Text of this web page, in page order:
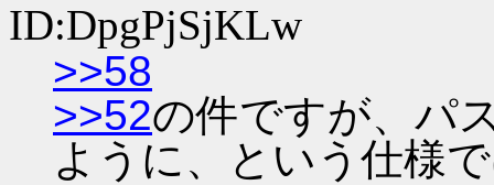
ID:DpgPjSjKLw
>>58
>>52の件ですが、パ
ように、という仕様